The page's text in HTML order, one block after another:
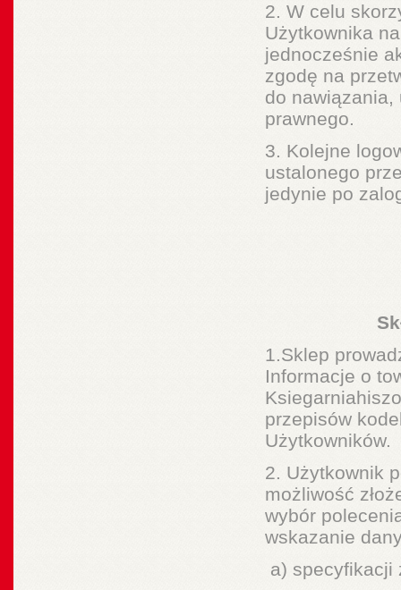
2. W celu
Użytkownika
jednocześnie
zgodę na
do nawiązania,
prawnego.
3. Kolejne
ustalonego
jedynie po
1.Sklep
Informacje o
przepisów
Użytkowników.
2. Użytkownik
możliwość
wybór
wskazanie
a) specyfikacji